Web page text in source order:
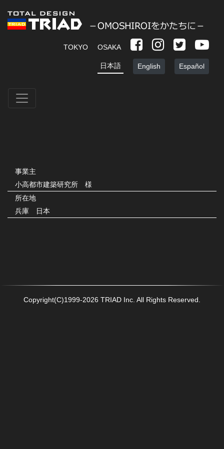
TOKYO OSAKA
日本語 English Español
事業主
小高都市建築研究所 様
所在地
兵庫 日本
Copyright(C)1999-2026 TRIAD Inc. All Rights Reserved.